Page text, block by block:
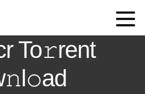
To𝚛rent